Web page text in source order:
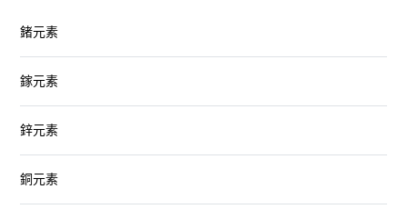
鍺元素
鎵元素
鋅元素
銅元素